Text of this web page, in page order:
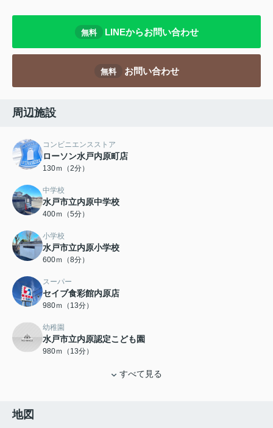
無料 LINEからお問い合わせ
無料 お問い合わせ
周辺施設
コンビニエンスストア
ローソン水戸内原町店
130ｍ（2分）
中学校
水戸市立内原中学校
400ｍ（5分）
小学校
水戸市立内原小学校
600ｍ（8分）
スーパー
セイブ食彩館内原店
980ｍ（13分）
幼稚園
水戸市立内原認定こども園
980ｍ（13分）
すべて見る
地図